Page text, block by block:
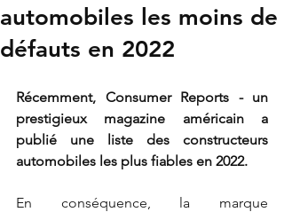
automobiles les moins de
défauts en 2022
Récemment, Consumer Reports - un
prestigieux magazine américain a
publié une liste des constructeurs
automobiles les plus fiables en 2022.
En conséquence, la marque